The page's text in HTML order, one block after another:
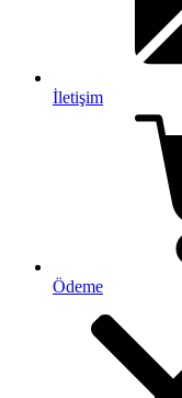
İletişim
Ödeme